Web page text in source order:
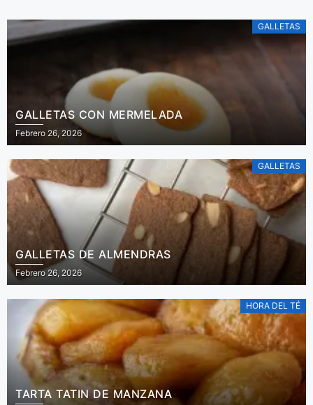
GALLETAS
GALLETAS CON MERMELADA
Febrero 26, 2026
GALLETAS
GALLETAS DE ALMENDRAS
Febrero 26, 2026
HORA DEL TÉ
TARTA TATIN DE MANZANA